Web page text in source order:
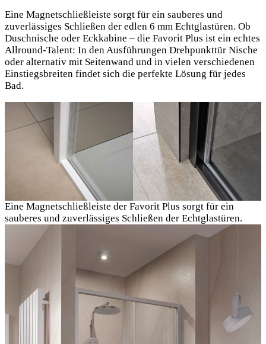
Eine Magnetschließleiste sorgt für ein sauberes und
zuverlässiges Schließen der edlen 6 mm Echtglastüren. Ob
Duschnische oder Eckkabine – die Favorit Plus ist ein echtes
Allround-Talent: In den Ausführungen Drehpunkttür Nische
oder alternativ mit Seitenwand und in vielen verschiedenen
Einstiegsbreiten findet sich die perfekte Lösung für jedes
Bad.
Eine Magnetschließleiste der Favorit Plus sorgt für ein
sauberes und zuverlässiges Schließen der Echtglastüren.